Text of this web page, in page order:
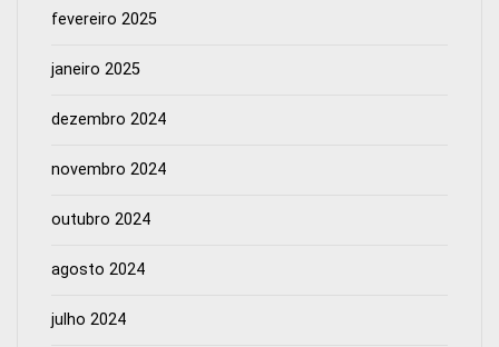
fevereiro 2025
janeiro 2025
dezembro 2024
novembro 2024
outubro 2024
agosto 2024
julho 2024